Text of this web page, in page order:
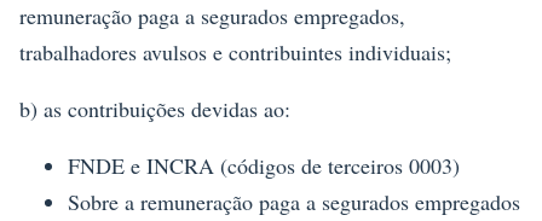
remuneração paga a segurados empregados,
trabalhadores avulsos e contribuintes individuais;
b) as contribuições devidas ao:
FNDE e INCRA (códigos de terceiros 0003)
Sobre a remuneração paga a segurados empregados